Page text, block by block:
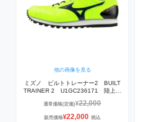
他の画像を見る
ミズノ ビルトトレーナー2 BUILT
TRAINER 2 U1GC236171 陸上シ
ワイト
通常価格(定価)¥22,000
販売価格¥22,000 税込